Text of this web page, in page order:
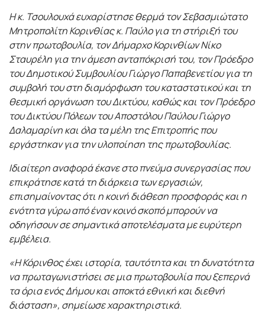
Η κ. Τσουλουχά ευχαρίστησε θερμά τον Σεβασμιώτατο
Μητροπολίτη Κορινθίας κ. Παύλο για τη στήριξή του
στην πρωτοβουλία, τον Δήμαρχο Κορινθίων Νίκο
Σταυρέλη για την άμεση ανταπόκρισή του, τον Πρόεδρο
του Δημοτικού Συμβουλίου Γιώργο Παπαβενετίου για τη
συμβολή του στη διαμόρφωση του καταστατικού και τη
θεσμική οργάνωση του Δικτύου, καθώς και τον Πρόεδρο
του Δικτύου Πόλεων του Αποστόλου Παύλου Γιώργο
Δαλαμαρίνη και όλα τα μέλη της Επιτροπής που
εργάστηκαν για την υλοποίηση της πρωτοβουλίας.
Ιδιαίτερη αναφορά έκανε στο πνεύμα συνεργασίας που
επικράτησε κατά τη διάρκεια των εργασιών,
επισημαίνοντας ότι η κοινή διάθεση προσφοράς και η
ενότητα γύρω από έναν κοινό σκοπό μπορούν να
οδηγήσουν σε σημαντικά αποτελέσματα με ευρύτερη
εμβέλεια.
«Η Κόρινθος έχει ιστορία, ταυτότητα και τη δυνατότητα
να πρωταγωνιστήσει σε μια πρωτοβουλία που ξεπερνά
τα όρια ενός Δήμου και αποκτά εθνική και διεθνή
διάσταση», σημείωσε χαρακτηριστικά.